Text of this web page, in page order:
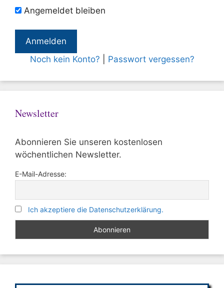
Angemeldet bleiben
Noch kein Konto? Passwort vergessen?
Newsletter
Abonnieren Sie unseren kostenlosen
wöchentlichen Newsletter.
E-Mail-Adresse:
Ich akzeptiere die Datenschutzerklärung.